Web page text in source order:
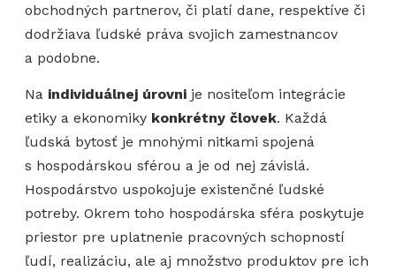
obchodných partnerov, či platí dane, respektíve či
dodržiava ľudské práva svojich zamestnancov
a podobne.
Na individuálnej úrovni je nositeľom integrácie
etiky a ekonomiky konkrétny človek. Každá
ľudská bytosť je mnohými nitkami spojená
s hospodárskou sférou a je od nej závislá.
Hospodárstvo uspokojuje existenčné ľudské
potreby. Okrem toho hospodárska sféra poskytuje
priestor pre uplatnenie pracovných schopností
ľudí, realizáciu, ale aj množstvo produktov pre ich